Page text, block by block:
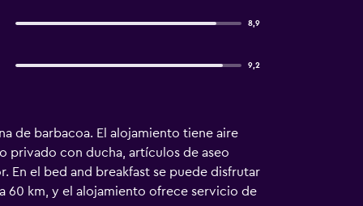
8,9
9,2
de barbacoa. El alojamiento tiene aire
privado con ducha, artículos de aseo
En el bed and breakfast se puede disfrutar
60 km, y el alojamiento ofrece servicio de